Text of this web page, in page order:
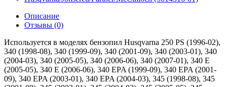
Описание
Отзывы (0)
Используется в моделях бензопил Husqvarna 250 PS (1996-02),
340 (1998-08), 340 (1999-09), 340 (2001-09), 340 (2003-01), 340
(2004-03), 340 (2005-05), 340 (2006-06), 340 (2007-01), 340 E
(2005-05), 340 E (2006-06), 340 EPA (1999-09), 340 EPA (2001-
09), 340 EPA (2003-01), 340 EPA (2004-03), 345 (1998-08), 345